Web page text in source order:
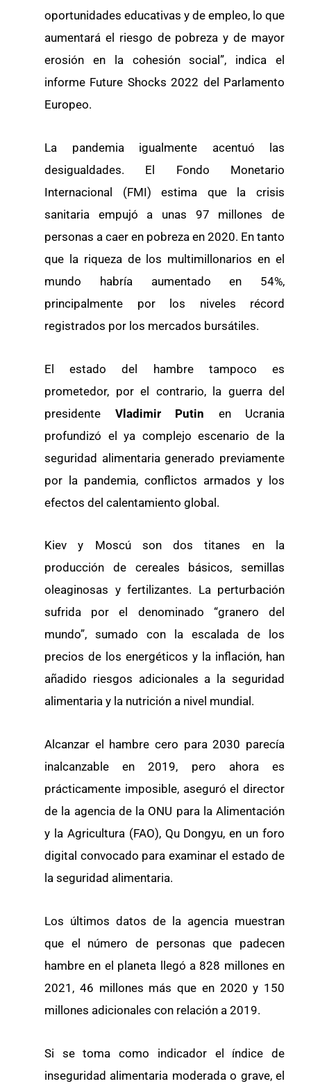
oportunidades educativas y de empleo, lo que
aumentará el riesgo de pobreza y de mayor
erosión en la cohesión social”, indica el
informe Future Shocks 2022 del Parlamento
Europeo.
La pandemia igualmente acentuó las
desigualdades. El Fondo Monetario
Internacional (FMI) estima que la crisis
sanitaria empujó a unas 97 millones de
personas a caer en pobreza en 2020. En tanto
que la riqueza de los multimillonarios en el
mundo habría aumentado en 54%,
principalmente por los niveles récord
registrados por los mercados bursátiles.
El estado del hambre tampoco es
prometedor, por el contrario, la guerra del
presidente Vladimir Putin en Ucrania
profundizó el ya complejo escenario de la
seguridad alimentaria generado previamente
por la pandemia, conflictos armados y los
efectos del calentamiento global.
Kiev y Moscú son dos titanes en la
producción de cereales básicos, semillas
oleaginosas y fertilizantes. La perturbación
sufrida por el denominado “granero del
mundo”, sumado con la escalada de los
precios de los energéticos y la inflación, han
añadido riesgos adicionales a la seguridad
alimentaria y la nutrición a nivel mundial.
Alcanzar el hambre cero para 2030 parecía
inalcanzable en 2019, pero ahora es
prácticamente imposible, aseguró el director
de la agencia de la ONU para la Alimentación
y la Agricultura (FAO), Qu Dongyu, en un foro
digital convocado para examinar el estado de
la seguridad alimentaria.
Los últimos datos de la agencia muestran
que el número de personas que padecen
hambre en el planeta llegó a 828 millones en
2021, 46 millones más que en 2020 y 150
millones adicionales con relación a 2019.
Si se toma como indicador el índice de
inseguridad alimentaria moderada o grave, el